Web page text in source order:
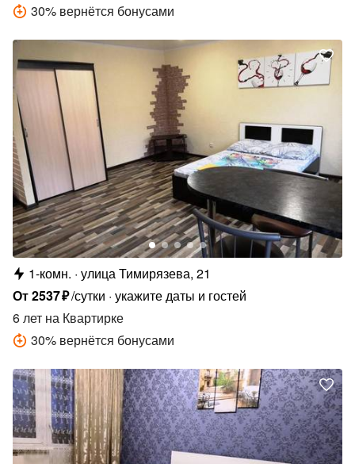
30% вернётся бонусами
1-комн. улица Тимирязева, 21
От2537₽/сутки укажите даты и гостей
6 лет на Квартирке
30% вернётся бонусами